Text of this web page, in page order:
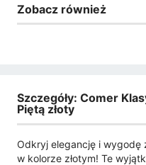
Zobacz również
Szczegóły: Comer
Piętą złoty
Odkryj elegancję i wygodę
w kolorze złotym! Te